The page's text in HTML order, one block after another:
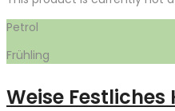
Petrol
Frühling
Weise